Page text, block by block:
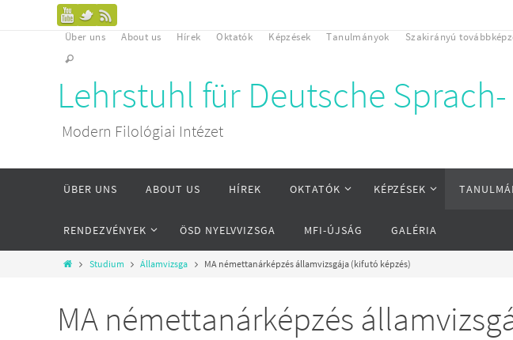
Über uns About us Hírek Oktatók Képzések Tanulmányok Szakirányú
Lehrstuhl für Deutsche
Modern Filológiai Intézet
ÜBER UNS ABOUT US HÍREK OKTATÓK KÉPZÉSEK
RENDEZVÉNYEK ÖSD NYELVVIZSGA MFI-ÚJSÁG GALÉRIA
Studium Államvizsga MA némettanárképzés államvizsgája (kifutó képzés)
MA némettanárképzés